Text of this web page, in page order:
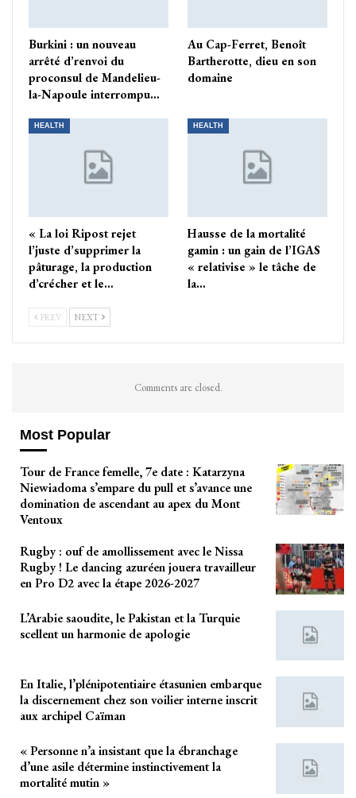
Burkini : un nouveau
arrêté d’renvoi du
proconsul de Mandelieu-
la-Napoule interrompu…
Au Cap-Ferret, Benoît
Bartherotte, dieu en son
domaine
HEALTH
« La loi Ripost rejet
l’juste d’supprimer la
pâturage, la production
d’crécher et le…
HEALTH
Hausse de la mortalité
gamin : un gain de l’IGAS
« relativise » le tâche de
la…
PREV NEXT
Comments are closed.
Most Popular
Tour de France femelle, 7e date : Katarzyna
Niewiadoma s’empare du pull et s’avance une
domination de ascendant au apex du Mont
Ventoux
Rugby : ouf de amollissement avec le Nissa
Rugby ! Le dancing azuréen jouera travailleur
en Pro D2 avec la étape 2026-2027
L’Arabie saoudite, le Pakistan et la Turquie
scellent un harmonie de apologie
En Italie, l’plénipotentiaire étasunien embarque
la discernement chez son voilier interne inscrit
aux archipel Caïman
« Personne n’a insistant que la ébranchage
d’une asile détermine instinctivement la
mortalité mutin »